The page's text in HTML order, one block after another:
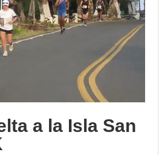
a la Isla San